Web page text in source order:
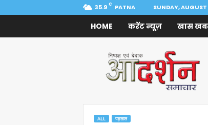
35.9 C PATNA SUNDAY,
HOME करेंट न्यूज़ खास
Samachar
ALL पड़ताल